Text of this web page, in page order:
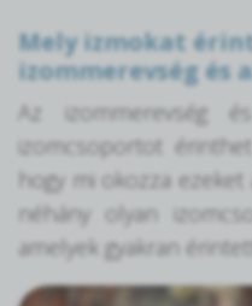
Mely izmokat
izommerevség és
Az izommerevség
izomcsoportot
hogy mi okozza
néhány olyan
amelyek gyakran